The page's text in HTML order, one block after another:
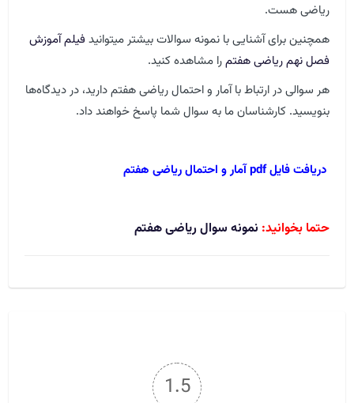
ریاضی هست.
همچنین برای آشنایی با نمونه سوالات بیشتر میتوانیدفیلم آموزش
فصل نهم ریاضی هفتمرا مشاهده کنید.
هر سوالی در ارتباط با آمار و احتمال ریاضی هفتم دارید، در دیدگاه‌ها
بنویسید. کارشناسان ما به سوال شما پاسخ خواهند ‌داد.
دریافت فایل pdf آمار و احتمال ریاضی هفتم
حتما بخوانید: نمونه سوال ریاضی هفتم
1.5